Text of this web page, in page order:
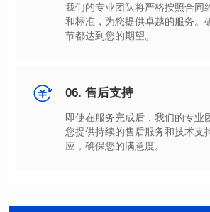
节都达到您的期望。
06. 售后支持
应，确保您的满意度。